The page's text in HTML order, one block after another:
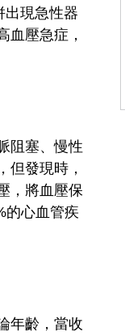
出現急性器
血壓急症，
阻塞、慢性
但發現時，
，將血壓保
的心血管疾
年齡，當收